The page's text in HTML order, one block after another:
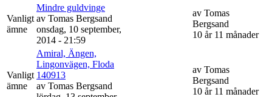
Vanligt
ämne
Mindre guldvinge
av Tomas Bergsand
onsdag, 10 september,
2014 - 21:59
av Tomas
Bergsand
10 år 11 månader
Vanligt
ämne
Amiral, Ängen,
Lingonvägen, Floda
140913
av Tomas Bergsand
av Tomas
Bergsand
10 år 11 månader